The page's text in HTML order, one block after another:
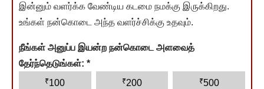
இன்னும் வளர்க்க வேண்டிய கடமை நமக்கு இருக்கிறது.
உங்கள் நன்கொடை அந்த வளர்ச்சிக்கு உதவும்.
நீங்கள் அனுப்ப இயன்ற நன்கொடை அளவைத்
தேர்ந்தெடுங்கள்: *
₹100 ₹200 ₹500